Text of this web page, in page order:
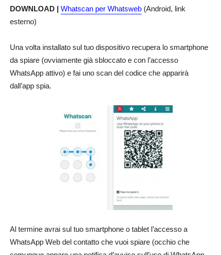
DOWNLOAD | Whatscan per Whatsweb (Android, link
esterno)
Una volta installato sul tuo dispositivo recupera lo smartphone
da spiare (ovviamente già sbloccato e con l’accesso
WhatsApp attivo) e fai uno scan del codice che apparirà
dall’app spia.
Al termine avrai sul tuo smartphone o tablet l’accesso a
WhatsApp Web del contatto che vuoi spiare (occhio che